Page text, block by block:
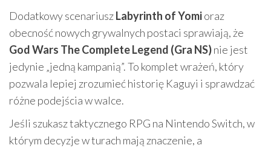
Dodatkowy scenariuszLabyrinth of Yomioraz
obecność nowych grywalnych postaci sprawiają, że
God Wars The Complete Legend (Gra NS)nie jest
jedynie „jedną kampanią”. To komplet wrażeń, który
pozwala lepiej zrozumieć historię Kaguyi i sprawdzać
różne podejścia w walce.
Jeśli szukasz taktycznego RPG na Nintendo Switch, w
którym decyzje w turach mają znaczenie, a